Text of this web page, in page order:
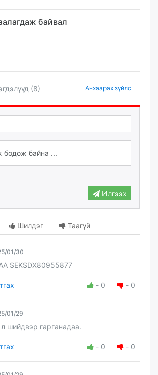
байвал
(8) Анхаарах зүйлс
Илгээх
Шилдэг Таагүй
01/30
SEKSDX80955877
- 0 - 0
01/29
шийдвэр гарганадаа.
- 0 - 0